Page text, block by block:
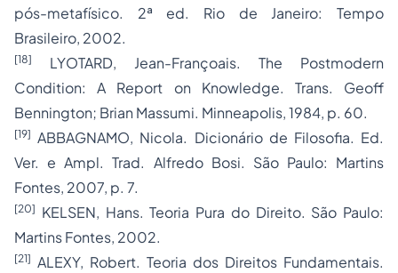
pós-metafísico. 2ª ed. Rio de Janeiro: Tempo
Brasileiro, 2002.
[18]
LYOTARD, Jean-Françoais. The Postmodern
Condition: A Report on Knowledge. Trans. Geoff
Bennington; Brian Massumi. Minneapolis, 1984, p. 60.
[19] ABBAGNAMO, Nicola. Dicionário de Filosofia. Ed.
Ver. e Ampl. Trad. Alfredo Bosi. São Paulo: Martins
Fontes, 2007, p. 7.
[20] KELSEN, Hans. Teoria Pura do Direito. São Paulo:
Martins Fontes, 2002.
[21] ALEXY, Robert. Teoria dos Direitos Fundamentais.